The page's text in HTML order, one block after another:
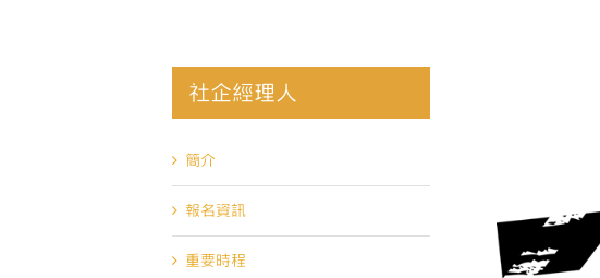
社企經理人
簡介
報名資訊
重要時程